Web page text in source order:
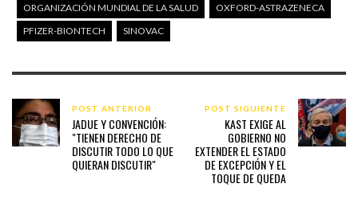
ORGANIZACIÓN MUNDIAL DE LA SALUD
OXFORD-ASTRAZENECA
PFIZER-BIONTECH
SINOVAC
POST ANTERIOR
JADUE Y CONVENCIÓN:
"TIENEN DERECHO DE
DISCUTIR TODO LO QUE
QUIERAN DISCUTIR"
POST SIGUIENTE
KAST EXIGE AL
GOBIERNO NO
EXTENDER EL ESTADO
DE EXCEPCIÓN Y EL
TOQUE DE QUEDA